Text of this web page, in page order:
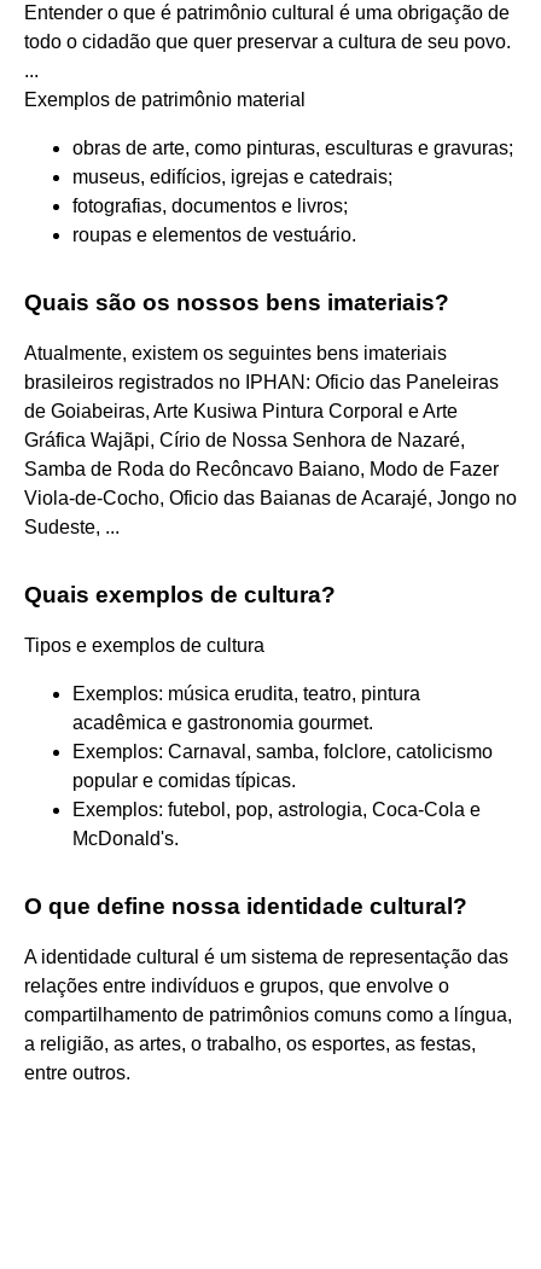
Entender o que é patrimônio cultural é uma obrigação de
todo o cidadão que quer preservar a cultura de seu povo.
...
Exemplos de patrimônio material
obras de arte, como pinturas, esculturas e gravuras;
museus, edifícios, igrejas e catedrais;
fotografias, documentos e livros;
roupas e elementos de vestuário.
Quais são os nossos bens imateriais?
Atualmente, existem os seguintes bens imateriais
brasileiros registrados no IPHAN: Oficio das Paneleiras
de Goiabeiras, Arte Kusiwa Pintura Corporal e Arte
Gráfica Wajãpi, Círio de Nossa Senhora de Nazaré,
Samba de Roda do Recôncavo Baiano, Modo de Fazer
Viola-de-Cocho, Oficio das Baianas de Acarajé, Jongo no
Sudeste, ...
Quais exemplos de cultura?
Tipos e exemplos de cultura
Exemplos: música erudita, teatro, pintura
acadêmica e gastronomia gourmet.
Exemplos: Carnaval, samba, folclore, catolicismo
popular e comidas típicas.
Exemplos: futebol, pop, astrologia, Coca-Cola e
McDonald's.
O que define nossa identidade cultural?
A identidade cultural é um sistema de representação das
relações entre indivíduos e grupos, que envolve o
compartilhamento de patrimônios comuns como a língua,
a religião, as artes, o trabalho, os esportes, as festas,
entre outros.